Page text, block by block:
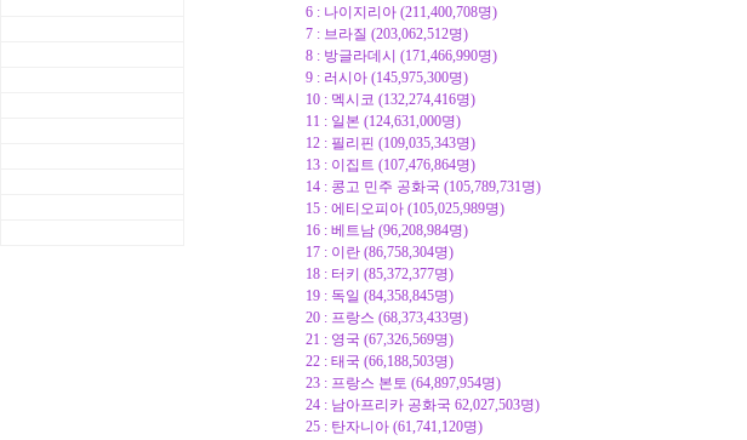
6 : 나이지리아 (211,400,708명)
7 : 브라질 (203,062,512명)
8 : 방글라데시 (171,466,990명)
9 : 러시아 (145,975,300명)
10 : 멕시코 (132,274,416명)
11 : 일본 (124,631,000명)
12 : 필리핀 (109,035,343명)
13 : 이집트 (107,476,864명)
14 : 콩고 민주 공화국 (105,789,731명)
15 : 에티오피아 (105,025,989명)
16 : 베트남 (96,208,984명)
17 : 이란 (86,758,304명)
18 : 터키 (85,372,377명)
19 : 독일 (84,358,845명)
20 : 프랑스 (68,373,433명)
21 : 영국 (67,326,569명)
22 : 태국 (66,188,503명)
23 : 프랑스 본토 (64,897,954명)
24 : 남아프리카 공화국 62,027,503명)
25 : 탄자니아 (61,741,120명)